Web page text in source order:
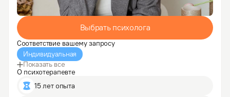
Выбрать психолога
Соответствие вашему запросу
Индивидуальная
Показать все
О психотерапевте
15 лет опыта